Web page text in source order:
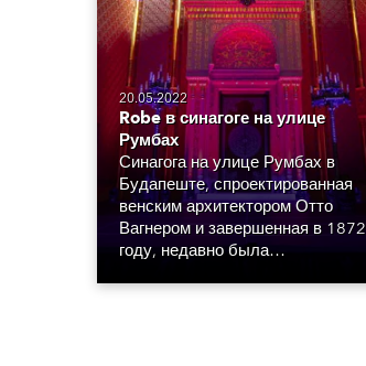
20.05.2022
Robe в синагоге на улице
Румбах
Синагога на улице Румбах в
Будапеште, спроектированная
венским архитектором Отто
Вагнером и завершенная в 1872
году, недавно была
первоначальном изысканном и